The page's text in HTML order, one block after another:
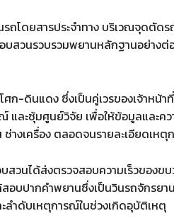
ถโดยสารประจำทาง บริเวณจุดตั
สวนรวบรวมพยานหลักฐานอย่างต่
ก-ดินแดง ซึ่งเป็นคู่เวรของเจ้าหน้
และซุ้มศูนย์วิจัย เพื่อให้ข้อมูลและ
งเครื่อง ตลอดจนรายละเอียดเหตุ
สวนได้ส่งตรวจสอบความเร็วของ
อบปากคำพยานซึ่งเป็นวินรถจักรย
ำดับเหตุการณ์ในช่วงเกิดอุบัติเหตุ